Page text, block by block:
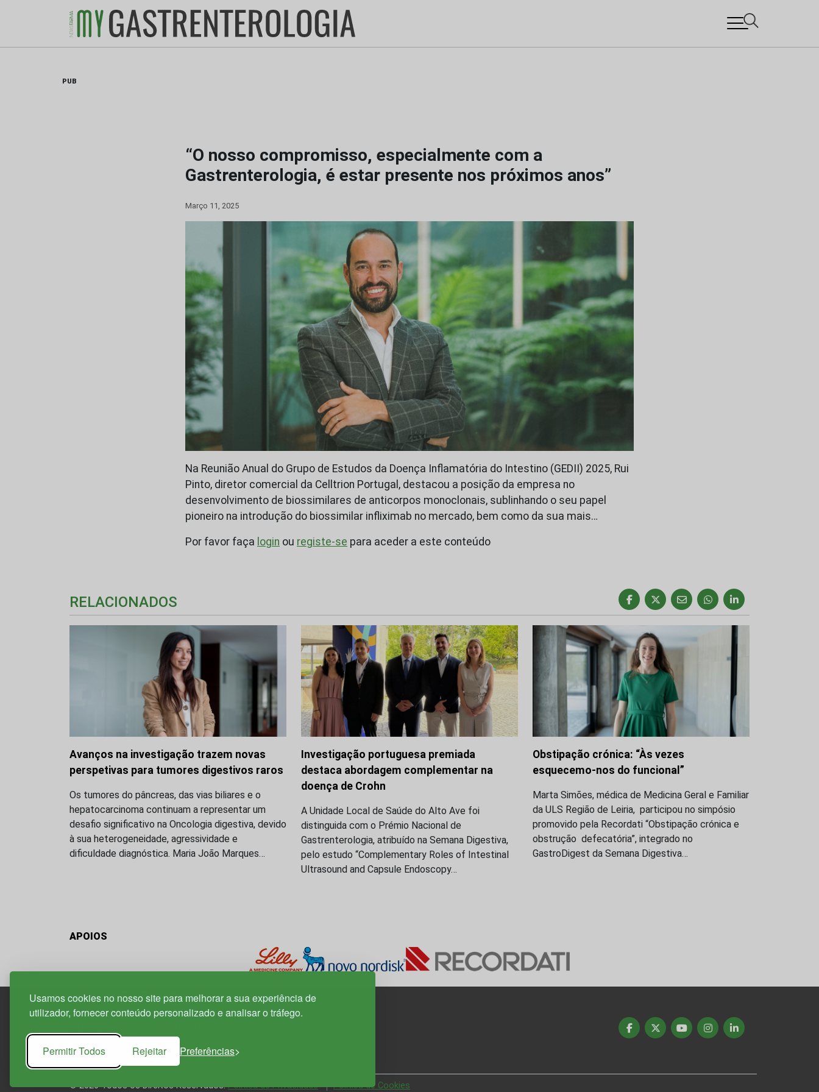
Usamos cookies no nosso site para melhorar a sua experiência de
utilizador, fornecer conteúdo personalizado e analisar o tráfego.
Permitir Todos Rejeitar Preferências
PUB
“O nosso compromisso, especialmente com a
Gastrenterologia, é estar presente nos próximos anos”
Março 11, 2025
Na Reunião Anual do Grupo de Estudos da Doença Inflamatória do Intestino (GEDII) 2025, Rui
Pinto, diretor comercial da Celltrion Portugal, destacou a posição da empresa no
desenvolvimento de biossimilares de anticorpos monoclonais, sublinhando o seu papel
pioneiro na introdução do biossimilar infliximab no mercado, bem como da sua mais…
Por favor faça login ou registe-se para aceder a este conteúdo
RELACIONADOS
Avanços na investigação trazem novas
perspetivas para tumores digestivos raros
Os tumores do pâncreas, das vias biliares e o
hepatocarcinoma continuam a representar um
desafio significativo na Oncologia digestiva, devido
à sua heterogeneidade, agressividade e
dificuldade diagnóstica. Maria João Marques…
Investigação portuguesa premiada
destaca abordagem complementar na
doença de Crohn
A Unidade Local de Saúde do Alto Ave foi
distinguida com o Prémio Nacional de
Gastrenterologia, atribuído na Semana Digestiva,
pelo estudo “Complementary Roles of Intestinal
Ultrasound and Capsule Endoscopy…
Obstipação crónica: “Às vezes
esquecemo-nos do funcional”
Marta Simões, médica de Medicina Geral e Familiar
da ULS Região de Leiria, participou no simpósio
promovido pela Recordati “Obstipação crónica e
obstrução defecatória”, integrado no
GastroDigest da Semana Digestiva…
APOIOS
1800-282 Lisboa | Portugal
21 850 40 65
© 2026 Todos os Direitos Reservados.Política de Privacidade Política de Cookies